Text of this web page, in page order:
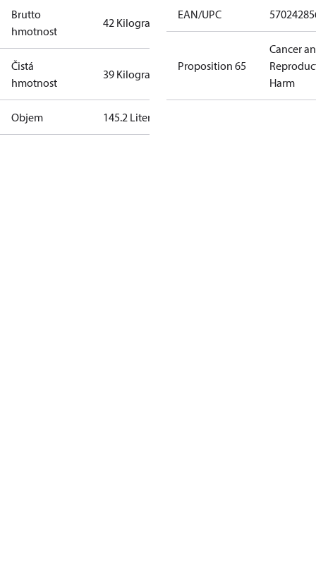
Brutto
hmotnost
42 Kilogram
Čistá
hmotnost
39 Kilogram
Objem 145.2 Liter
EAN/UPC
Proposition 65
Cancer
Harm